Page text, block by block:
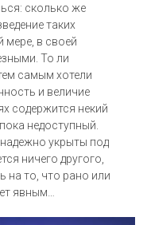
сколько же
таких
мере, в своей
То ли
самым хотели
и величие
содержится некий
недоступный.
укрыты под
ничего другого,
на то, что рано или
явным…